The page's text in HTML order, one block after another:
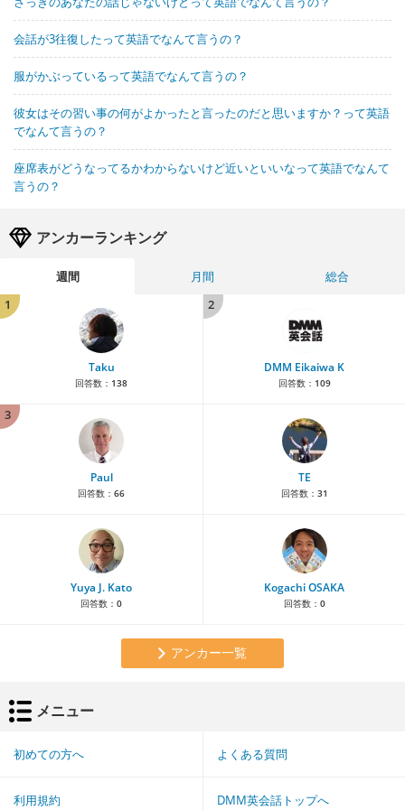
会話が3往復したって英語でなんて言うの？
服がかぶっているって英語でなんて言うの？
彼女はその習い事の何がよかったと言ったのだと思いますか？って英語
でなんて言うの？
座席表がどうなってるかわからないけど近いといいなって英語でなんて
言うの？
アンカーランキング
週間 月間
総合
1
Taku
回答数： 138
2
DMM Eikaiwa K
回答数： 109
3
Paul
回答数： 66
TE
回答数： 31
Yuya J. Kato
回答数： 0
Kogachi OSAKA
回答数： 0
アンカー一覧
メニュー
初めての方へ よくある質問
利用規約 DMM英会話トップへ